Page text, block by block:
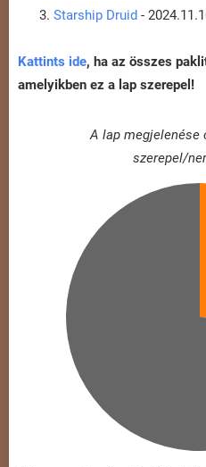
Starship Druid -
Kattints ide, ha az összes
amelyikben ez a lap szerepel!
A lap megjelenése
szerepel/